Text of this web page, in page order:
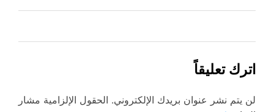
اترك تعليقاً
لن يتم نشر عنوان بريدك الإلكتروني. الحقول الإلزامية مشار